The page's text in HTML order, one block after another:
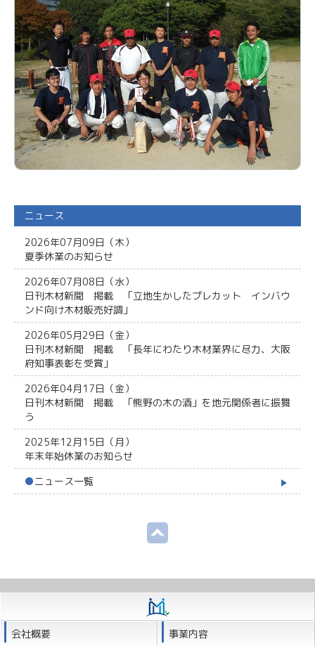
ニュース
2026年07月09日（木）
夏季休業のお知らせ
2026年07月08日（水）
日刊木材新聞 掲載 「立地生かしたプレカット インバウ
ンド向け木材販売好調」
2026年05月29日（金）
日刊木材新聞 掲載 「長年にわたり木材業界に尽力、大阪
府知事表彰を受賞」
2026年04月17日（金）
日刊木材新聞 掲載 「熊野の木の酒」を地元関係者に振舞
う
2025年12月15日（月）
年末年始休業のお知らせ
● ニュース一覧
会社概要 事業内容